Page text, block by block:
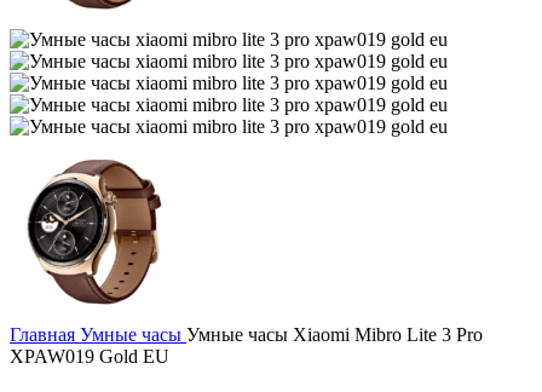
Главная Умные часы Умные часы Xiaomi Mibro Lite 3 Pro
XPAW019 Gold EU